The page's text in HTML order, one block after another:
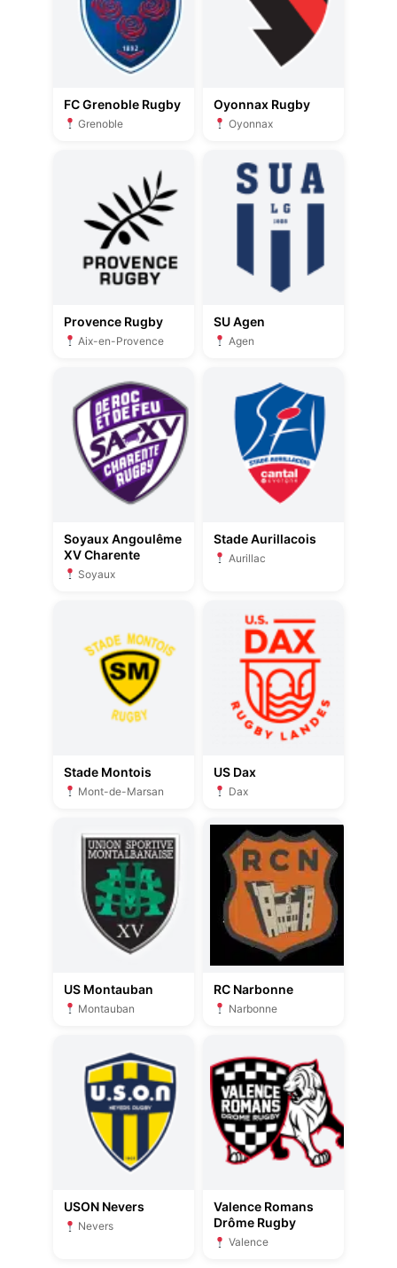
FC Grenoble Rugby
Grenoble
Oyonnax Rugby
Oyonnax
Provence Rugby
Aix-en-Provence
SU Agen
Agen
Soyaux Angoulême
XV Charente
Soyaux
Stade Aurillacois
Aurillac
Stade Montois
Mont-de-Marsan
US Dax
Dax
US Montauban
Montauban
RC Narbonne
Narbonne
USON Nevers
Nevers
Valence Romans
Drôme Rugby
Valence